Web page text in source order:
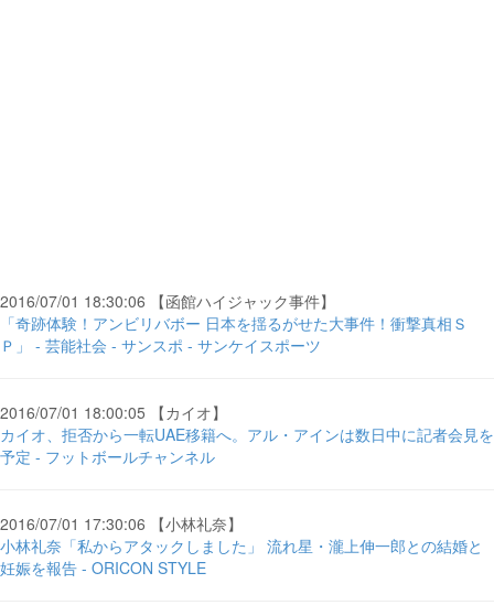
2016/07/01 18:30:06 【函館ハイジャック事件】
「奇跡体験！アンビリバボー 日本を揺るがせた大事件！衝撃真相Ｓ
Ｐ」 - 芸能社会 - サンスポ - サンケイスポーツ
2016/07/01 18:00:05 【カイオ】
カイオ、拒否から一転UAE移籍へ。アル・アインは数日中に記者会見を
予定 - フットボールチャンネル
2016/07/01 17:30:06 【小林礼奈】
小林礼奈「私からアタックしました」 流れ星・瀧上伸一郎との結婚と
妊娠を報告 - ORICON STYLE